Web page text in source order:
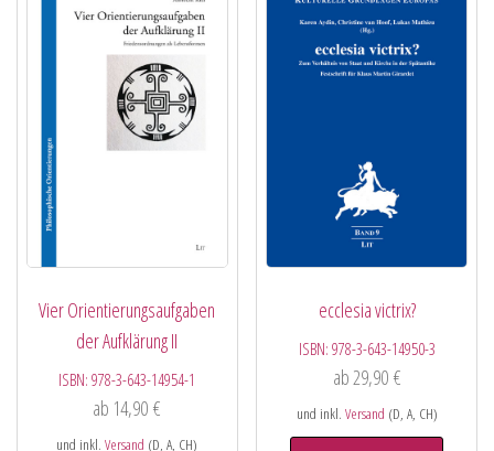
Vier Orientierungsaufgaben
der Aufklärung II
ISBN:978-3-643-14954-1
ab 14,90€
und inkl.Versand (D, A, CH)
ecclesia victrix?
ISBN: 978-3-643-14950-3
ab 29,90 €
und inkl. Versand (D, A, CH)